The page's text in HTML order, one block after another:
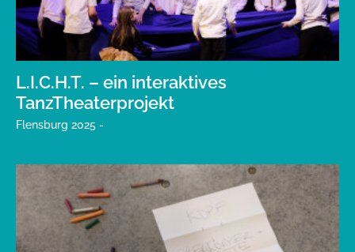
L.I.C.H.T. – ein interaktives
TanzTheaterprojekt
Flensburg 2025 -